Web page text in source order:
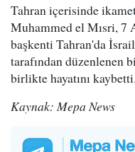
Tahran içerisinde
Muhammed el Mısri, 7
başkenti Tahran'da
tarafından düzenlenen
birlikte hayatını kaybetti.
Kaynak: Mepa News